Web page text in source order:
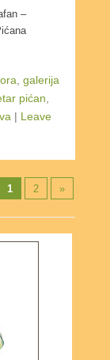
–
galerija
pićan
| Leave
1 2 »